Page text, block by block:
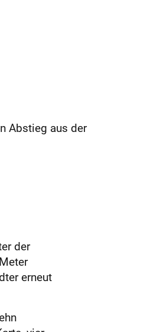
Abstieg aus der
der
erneut